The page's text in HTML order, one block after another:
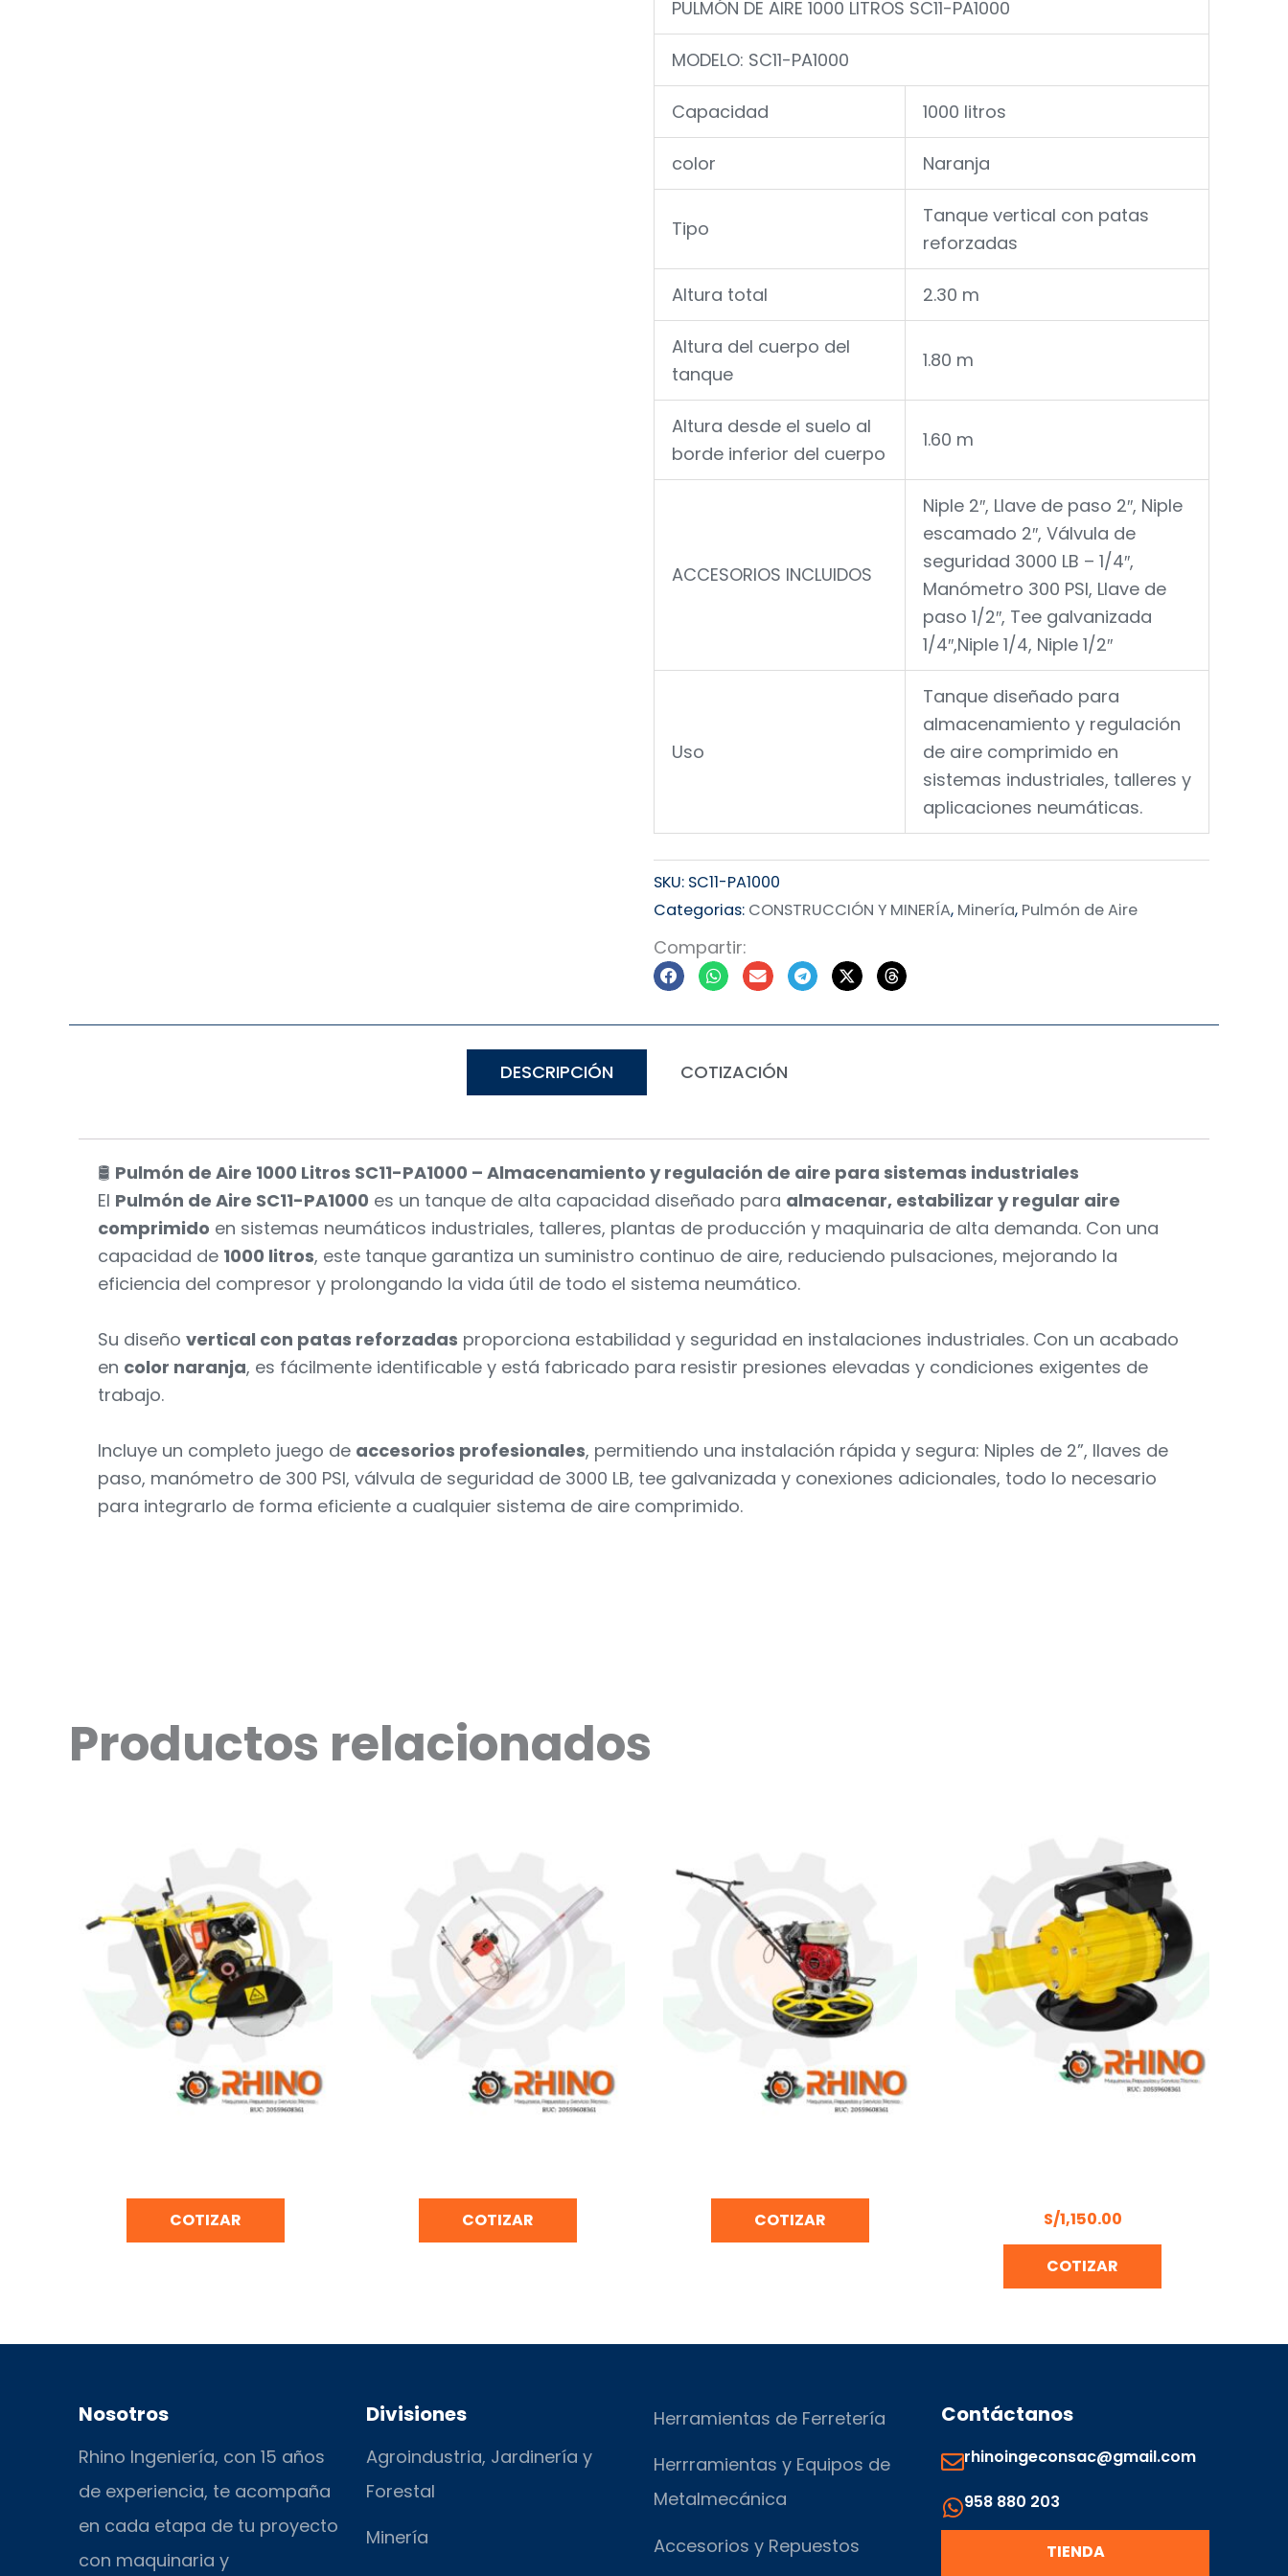
PULMÓN DE AIRE 1000 LITROS SC11-PA1000
MODELO: SC11-PA1000
Capacidad 1000 litros
color Naranja
Tipo
Tanque vertical con patas
reforzadas
Altura total 2.30 m
Altura del cuerpo del
tanque
1.80 m
Altura desde el suelo al
borde inferior del cuerpo
1.60 m
ACCESORIOS INCLUIDOS
Niple 2″, Llave de paso 2″, Niple
escamado 2″, Válvula de
seguridad 3000 LB – 1/4″,
Manómetro 300 PSI, Llave de
paso 1/2″, Tee galvanizada
1/4″,Niple 1/4, Niple 1/2″
Uso
Tanque diseñado para
almacenamiento y regulación
de aire comprimido en
sistemas industriales, talleres y
aplicaciones neumáticas.
SKU: SC11-PA1000
Categorias: CONSTRUCCIÓN Y MINERÍA, Minería, Pulmón de Aire
Compartir:
DESCRIPCIÓN COTIZACIÓN
🛢️ Pulmón de Aire 1000 Litros SC11-PA1000 – Almacenamiento y regulación de aire para sistemas industriales
El Pulmón de Aire SC11-PA1000 es un tanque de alta capacidad diseñado para almacenar, estabilizar y regular aire
comprimido en sistemas neumáticos industriales, talleres, plantas de producción y maquinaria de alta demanda. Con una
capacidad de 1000 litros, este tanque garantiza un suministro continuo de aire, reduciendo pulsaciones, mejorando la
eficiencia del compresor y prolongando la vida útil de todo el sistema neumático.
Su diseño vertical con patas reforzadas proporciona estabilidad y seguridad en instalaciones industriales. Con un acabado
en color naranja, es fácilmente identificable y está fabricado para resistir presiones elevadas y condiciones exigentes de
trabajo.
Incluye un completo juego de accesorios profesionales, permitiendo una instalación rápida y segura: Niples de 2”, llaves de
paso, manómetro de 300 PSI, válvula de seguridad de 3000 LB, tee galvanizada y conexiones adicionales, todo lo necesario
para integrarlo de forma eficiente a cualquier sistema de aire comprimido.
Productos relacionados
COTIZAR COTIZAR COTIZAR
S/1,150.00
COTIZAR
Nosotros
Rhino Ingeniería, con 15 años
de experiencia, te acompaña
en cada etapa de tu proyecto
con maquinaria y
Divisiones
Agroindustria, Jardinería y
Forestal
Minería
Herramientas de Ferretería
Herrramientas y Equipos de
Metalmecánica
Accesorios y Repuestos
Contáctanos
rhinoingeconsac@gmail.com
958 880 203
TIENDA